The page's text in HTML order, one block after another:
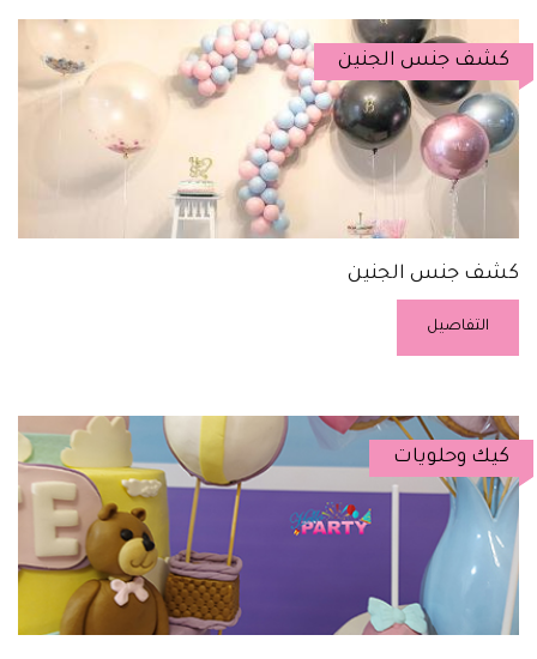
كشف جنس الجنين
كشف جنس الجنين
التفاصيل
كيك وحلويات